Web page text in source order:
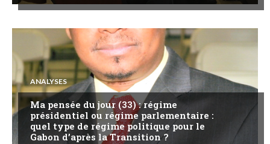
ANALYSES
Ma pensée du jour (33) : régime
présidentiel ou régime parlementaire :
quel type de régime politique pour le
Gabon d’après la Transition ?